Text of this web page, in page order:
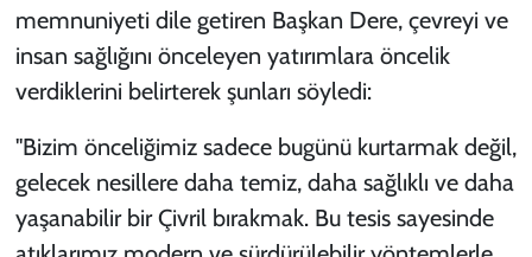
memnuniyeti dile getiren Başkan Dere, çevreyi ve
insan sağlığını önceleyen yatırımlara öncelik
verdiklerini belirterek şunları söyledi:
"Bizim önceliğimiz sadece bugünü kurtarmak değil,
gelecek nesillere daha temiz, daha sağlıklı ve daha
yaşanabilir bir Çivril bırakmak. Bu tesis sayesinde